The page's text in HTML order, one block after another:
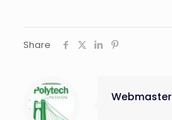
Share
Webmaster